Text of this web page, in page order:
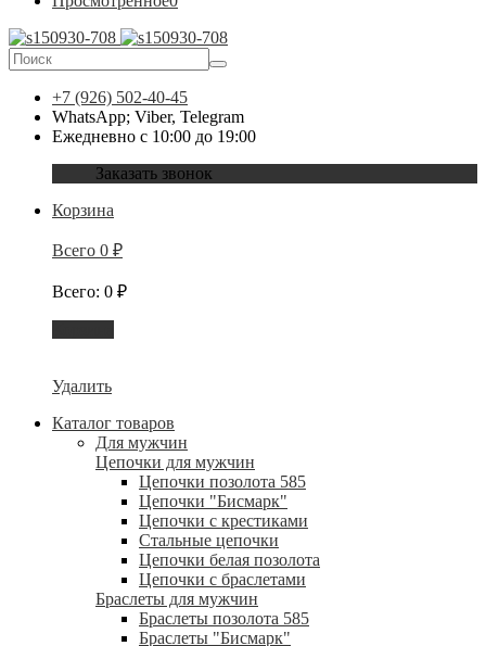
+7 (926) 502-40-45
WhatsApp; Viber, Telegram
Ежедневно с 10:00 до 19:00
Заказать звонок
Корзина
Всего 0 ₽
Всего: 0 ₽
Удалить
Каталог товаров
Для мужчин
Цепочки для мужчин
Цепочки позолота 585
Цепочки "Бисмарк"
Цепочки с крестиками
Стальные цепочки
Цепочки белая позолота
Цепочки с браслетами
Браслеты для мужчин
Браслеты позолота 585
Браслеты "Бисмарк"